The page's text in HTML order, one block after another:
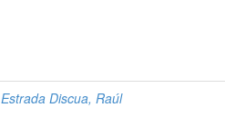
Estrada Discua, Raúl